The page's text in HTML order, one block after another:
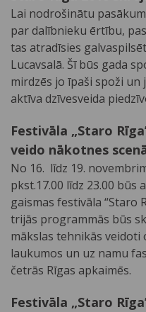
Lai nodrošinātu
par dalībnieku ērtību,
tas atradīsies
Lucavsalā. Šī būs gada
mirdzēs jo īpaši spoži
aktīva dzīvesveida
Festivāla „Staro
veido nākotnes
No 16. līdz 19.
pkst.17.00 līdz 23.00 būs
gaismas festivāla “Staro
trijās programmās būs
mākslas tehnikās veidoti
laukumos un uz namu
četrās Rīgas apkaimēs.
Festivāla „Staro